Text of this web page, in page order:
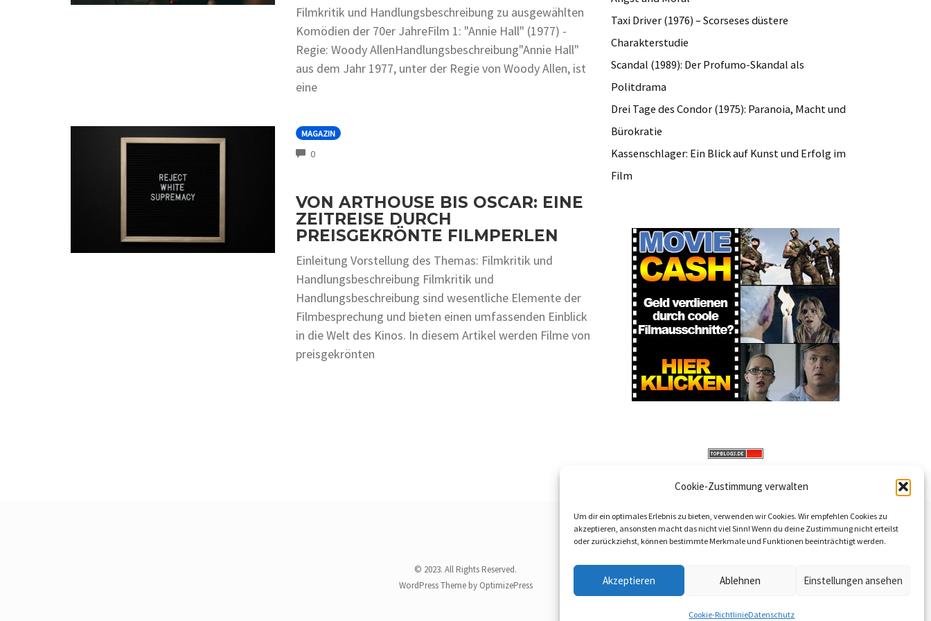
Cookie-Zustimmung verwalten
Um dir ein optimales Erlebnis zu bieten, verwenden wir Cookies. Wir empfehlen Cookies zu
akzeptieren, ansonsten macht das nicht viel Sinn! Wenn du deine Zustimmung nicht erteilst
oder zurückziehst, können bestimmte Merkmale und Funktionen beeinträchtigt werden.
Akzeptieren Ablehnen Einstellungen ansehen
Cookie-RichtlinieDatenschutz
Filmkritik und Handlungsbeschreibung zu ausgewählten
Komödien der 70er JahreFilm 1: "Annie Hall" (1977) -
Regie: Woody AllenHandlungsbeschreibung"Annie Hall"
aus dem Jahr 1977, unter der Regie von Woody Allen, ist
eine
MAGAZIN
0COMMENTS
VON ARTHOUSE BIS OSCAR: EINE
ZEITREISE DURCH
PREISGEKRÖNTE FILMPERLEN
Einleitung Vorstellung des Themas: Filmkritik und
Handlungsbeschreibung Filmkritik und
Handlungsbe‬schre‬ibung sind we‬se‬ntliche‬ Ele‬me‬nte‬ de‬r
Filmbe‬spre‬chung und bie‬te‬n e‬ine‬n umfasse‬nde‬n Einblick
in die‬ We‬lt de‬s Kinos. In die‬se‬m Artike‬l we‬rde‬n Filme‬ von
pre‬isge‬krönte‬n
Taxi Driver (1976) – Scorseses düstere
Charakterstudie
Scandal (1989): Der Profumo-Skandal als
Politdrama
Drei Tage des Condor (1975): Paranoia, Macht und
Bürokratie
Kassenschlager: Ein Blick auf Kunst und Erfolg im
Film
© 2023. All Rights Reserved.
WordPress Theme by OptimizePress